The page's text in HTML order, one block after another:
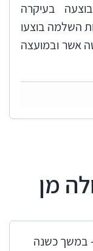
בעיקרה
השלמה בוצעו
אשר ובמועצה
מן
- במשך כשנה